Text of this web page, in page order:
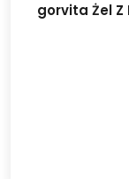
gorvita Żel